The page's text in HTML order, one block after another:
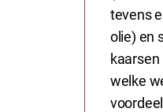
tevens
olie) en
welke